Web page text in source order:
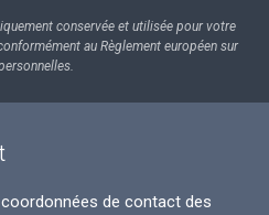
conservée et utilisée pour votre
au Règlement européen sur
de contact des